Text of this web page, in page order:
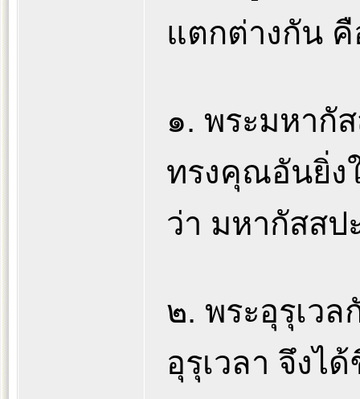
แตกต่างกัน คื
๑. พระมหากั
ทรงคุณอันยิ่ง
ว่า มหากัสสป
๒. พระอุรุเว
อุรุเวลา จึงไ